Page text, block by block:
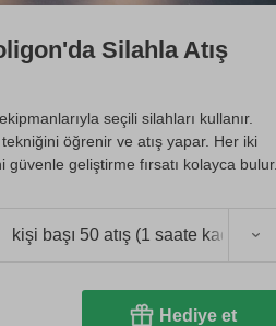
Silahla Atış
seçili silahları kullanır.
öğrenir ve atış yapar. Her iki
güvenle geliştirme fırsatı kolayca bulur.
kişi başı 50 atış (1 saate kadar)
Hediye et